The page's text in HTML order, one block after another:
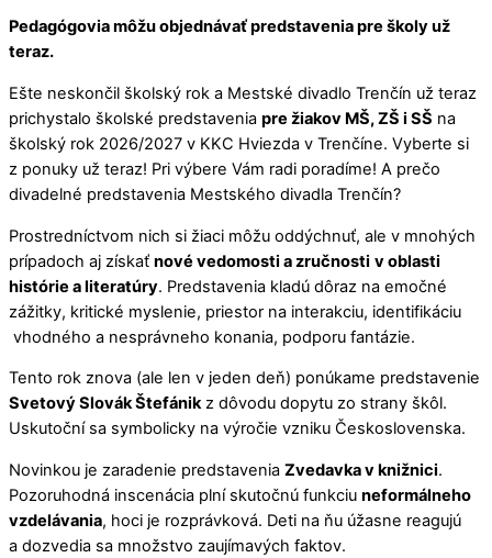
Pedagógovia môžu objednávať predstavenia pre školy už
teraz.
Ešte neskončil školský rok a Mestské divadlo Trenčín už teraz
prichystalo školské predstavenia pre žiakov MŠ, ZŠ i SŠ na
školský rok 2026/2027 v KKC Hviezda v Trenčíne. Vyberte si
z ponuky už teraz! Pri výbere Vám radi poradíme! A prečo
divadelné predstavenia Mestského divadla Trenčín?
Prostredníctvom nich si žiaci môžu oddýchnuť, ale v mnohých
prípadoch aj získať nové vedomosti a zručnosti v oblasti
histórie a literatúry. Predstavenia kladú dôraz na emočné
zážitky, kritické myslenie, priestor na interakciu, identifikáciu
vhodného a nesprávneho konania, podporu fantázie.
Tento rok znova (ale len v jeden deň) ponúkame predstavenie
Svetový Slovák Štefánikz dôvodu dopytu zo strany škôl.
Uskutoční sa symbolicky na výročie vzniku Československa.
Novinkou je zaradenie predstavenia Zvedavka v knižnici.
Pozoruhodná inscenácia plní skutočnú funkciu neformálneho
vzdelávania, hoci je rozprávková. Deti na ňu úžasne reagujú
a dozvedia sa množstvo zaujímavých faktov.